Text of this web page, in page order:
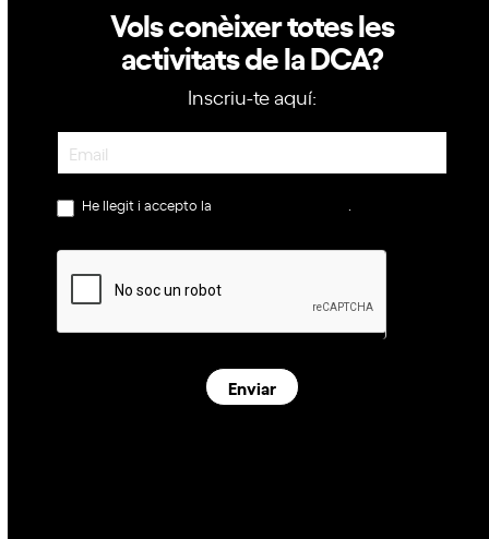
Vols conèixer totes les
activitats de la DCA?
Inscriu-te aquí:
He llegit i accepto la
Enviar